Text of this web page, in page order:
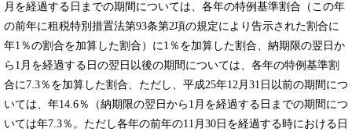
月を経過する日までの期間については、各年の特例基準割合（この年
の前年に租税特別措置法第93条第2項の規定により告示された割合に
年1％の割合を加算した割合）に1％を加算した割合、納期限の翌日か
ら1月を経過する日の翌日以後の期間については、各年の特例基準割
合に7.3％を加算した割合、ただし、平成25年12月31日以前の期間につ
いては、年14.6％（納期限の翌日から1月を経過する日までの期間につ
いては年7.3％。ただし各年の前年の11月30日を経過する時における日